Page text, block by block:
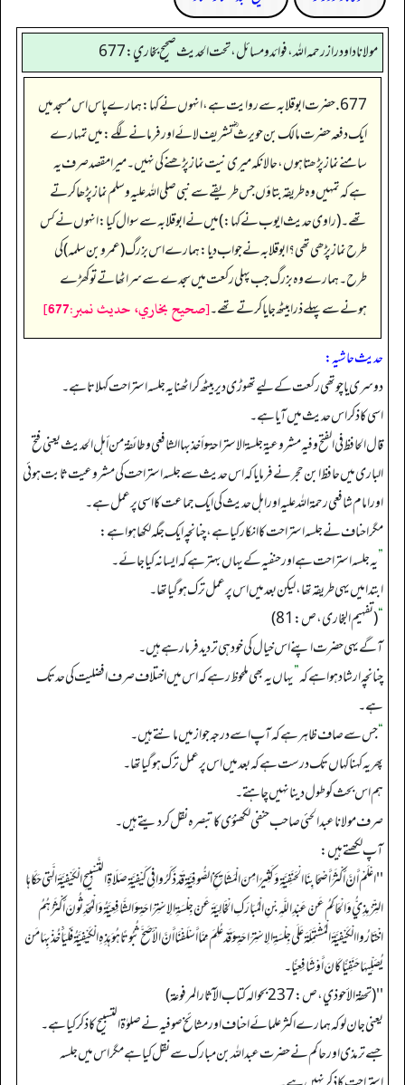
مولانا داود راز رحمه الله، فوائد و مسائل، تحت الحديث صحيح بخاري: 677
677. حضرت ابوقلابہ سے روایت ہے، انہوں نے کہا: ہمارے پاس اس مسجد میں
ایک دفعہ حضرت مالک بن حویرث ؓ تشریف لائے اور فرمانے لگے: میں تمہارے
سامنے نماز پڑھتا ہوں، حالانکہ میری نیت نماز پڑھنے کی نہیں۔ میرا مقصد صرف یہ
ہے کہ تمہیں وہ طریقہ بتاؤں جس طریقے سے نبی صلی اللہ علیہ وسلم نماز پڑھا کرتے
تھے۔ (راوی حدیث ایوب نے کہا:) میں نے ابوقلابہ سے سوال کیا: انہوں نے کس
طرح نماز پڑھی تھی؟ ابوقلابہ نے جواب دیا: ہمارے اس بزرگ (عمرو بن سلمہ) کی
طرح۔ ہمارے وہ بزرگ جب پہلی رکعت میں سجدے سے سر اٹھاتے تو کھڑے
ہونے سے پہلے ذرا بیٹھ جایا کرتے تھے۔[صحيح بخاري، حديث نمبر:677]
حدیث حاشیہ:
دوسری یا چوتھی رکعت کے لیے تھوڑی دیر بیٹھ کر اٹھنا یہ جلسہ استراحت کہلاتا ہے۔
اسی کا ذکر اس حدیث میں آیا ہے۔
قال الحافظ في الفتح و فیه مشروعیة جلسة الاستراحة و أخذ بها الشافعي و طائفة من أهل الحدیث یعنی فتح
الباری میں حافظ ابن حجر نے فرمایا کہ اس حدیث سے جلسہ استراحت کی مشروعیت ثابت ہوئی
اور امام شافعی رحمۃ اللہ علیہ اور اہل حدیث کی ایک جماعت کا اسی پر عمل ہے۔
مگر احناف نے جلسہ استراحت کا انکار کیا ہے، چنانچہ ایک جگہ لکھا ہوا ہے:
”یہ جلسہ استراحت ہے اور حنفیہ کے یہاں بہتر ہے کہ ایسا نہ کیا جائے۔
ابتدا میں یہی طریقہ تھا، لیکن بعد میں اس پر عمل ترک ہو گیا تھا۔
“(تفہیم البخاری، ص: 81)
آگے یہی حضرت اپنے اس خیال کی خود ہی تردید فرما رہے ہیں۔
چنانچہ ارشاد ہوا ہے کہ”یہاں یہ بھی ملحوظ رہے کہ اس میں اختلاف صرف افضلیت کی حد تک
ہے۔
“جس سے صاف ظاہر ہے کہ آپ اسے درجہ جواز میں مانتے ہیں۔
پھر یہ کہنا کہاں تک درست ہے کہ بعد میں اس پر عمل ترک ہو گیا تھا۔
ہم اس بحث کو طول دینا نہیں چاہتے۔
صرف مولانا عبدالحئی صاحب حنفی لکھنؤی کا تبصرہ نقل کردیتے ہیں۔
آپ لکھتے ہیں:
''اعْلَمْ أَنَّ أَكْثَرَ أَصْحَابِنَا الْحَنَفِيَّةِ وَكَثِيرًا مِنَ الْمَشَايِخِ الصُّوفِيَّةِ قَدْ ذَكَرُوا فِي كَيْفِيَّةِ صَلَاةِ التَّسْبِيحِ الْكَيْفِيَّةَ الَّتِي حَكَاهَا
التِّرْمِذِيُّ وَالْحَاكِمُ عَنْ عَبْدِ اللَّهِ بْنِ الْمُبَارَكِ الْخَالِيَةَ عَنْ جِلْسَةِ الِاسْتِرَاحَةِ وَالشَّافِعِيَّةُ وَالْمُحَدِّثُونَ أَكْثَرُهُمُ
اخْتَارُوا الْكَيْفِيَّةَ الْمُشْتَمِلَةَ عَلَى جِلْسَةِ الِاسْتِرَاحَةِ وَقَدْ عُلِمَ مِمَّا أَسْلَفْنَا أَنَّ الْأَصَحَّ ثُبُوتًا هُوَ هَذِهِ الْكَيْفِيَّةُ فَلْيَأْخُذْ بِهَا مَنْ
يُصَلِّيهَا حَنَفِيًّا كَانَ أَوْ شَافِعِيًّا۔
'' (تحفة الأحوذي، ص: 237 بحوالہ کتاب الآثار المرفوعة)
یعنی جان لو کہ ہمارے اکثر علمائے احناف اور مشائخ صوفیہ نے صلوٰۃ التسبیح کا ذکر کیا ہے۔
جسے ترمذی اور حاکم نے حضرت عبداللہ بن مبارک سے نقل کیا ہے مگر اس میں جلسہ